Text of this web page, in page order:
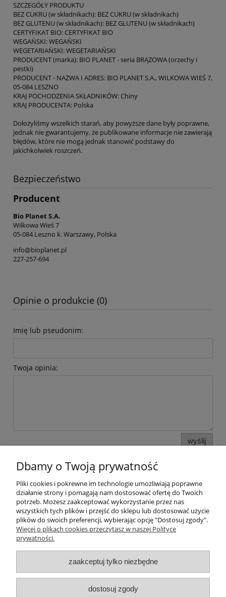
SZCZEGÓŁY PRODUKTU
BEZ CUKRU (w składnikach): BEZ CUKRU (w składnikach)
BEZ GLUTENU (w składnikach): BEZ GLUTENU (w składnikach)
CERTYFIKAT BIO: CERTYFIKAT BIO
WEGAŃSKI: WEGAŃSKI
WEGETARIAŃSKI: WEGETARIAŃSKI
PRODUCENT (marka): BIO PLANET - seria BRĄZOWA (orzechy i
pestki)
PRODUCENT - NAZWA I ADRES: BIO PLANET S.A., WILKOWA WIEŚ 7,
05-084 LESZNO
KRAJ POCHODZENIA SKŁADNIKÓW: Chiny
KRAJ PRODUCENTA: Polska
Dołożyliśmy wszelkich starań, aby powyższe dane były poprawne,
jednak nie gwarantujemy, że publikowane informacje nie zawierają
błędów, które nie mogą jednak stanowić podstawy do
jakichkolwiek roszczeń.
Bezpieczeństwo
Producent
Bio Planet S.A.
Wilkowa Wieś 7
05-084 Leszno k. Warszawy, Polska
info@bioplanet.pl
227-257-694
Opinie o produkcie (0)
Imię lub pseudonim:
Twoja opinia:
wyślij
Pomoc
Moje konto
Informacje
O nas
Dbamy o Twoją prywatność
Pliki cookies i pokrewne im technologie umożliwiają poprawne
działanie strony i pomagają nam dostosować ofertę do Twoich
potrzeb. Możesz zaakceptować wykorzystanie przez nas
wszystkich tych plików i przejść do sklepu lub dostosować użycie
plików do swoich preferencji, wybierając opcję "Dostosuj zgody".
Więcej o plikach cookies przeczytasz w naszej Polityce
prywatności.
zaakceptuj tylko niezbędne
dostosuj zgody